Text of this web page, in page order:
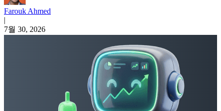
Farouk Ahmed
|
7월 30, 2026